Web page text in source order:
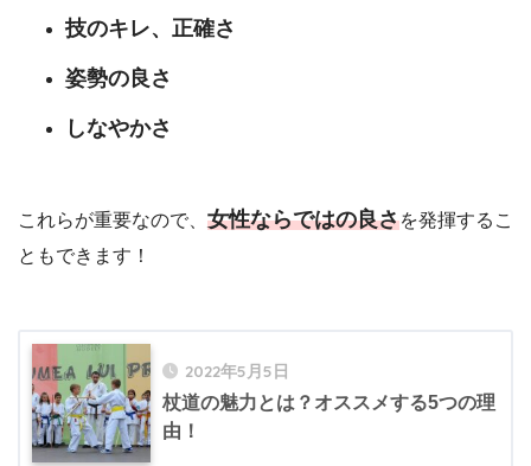
技のキレ、正確さ
姿勢の良さ
しなやかさ
これらが重要なので、 女性ならではの良さを発揮するこ
ともできます！
2022年5月5日
杖道の魅力とは？オススメする5つの理
由！